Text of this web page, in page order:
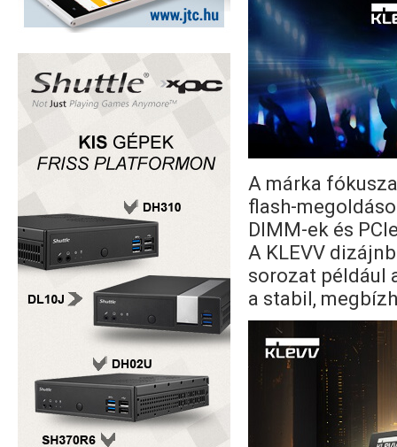
A márka
flash-
DIMM-ek és
A KLEVV
sorozat például
a stabil,